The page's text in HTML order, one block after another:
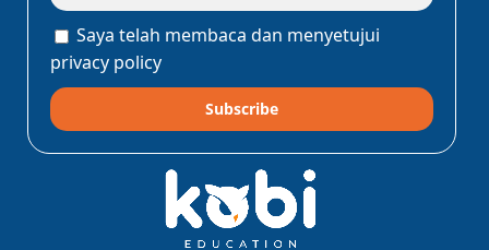
Edukatif ke Jepang!
10 Lomba Jurusan
Matematika untuk
Portofolio Anak SMA
Buat Study Abroad Yang
Saya telah membaca dan menyetujui
privacy policy
Subscribe